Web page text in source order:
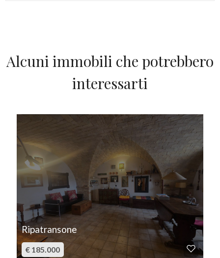
Alcuni immobili che potrebbero
interessarti
Ripatransone
€ 185.000